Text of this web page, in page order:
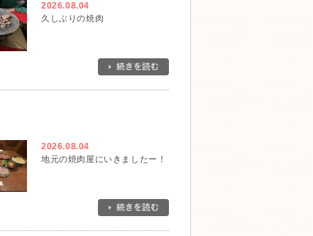
2026.08.04
久しぶりの焼肉
2026.08.04
地元の焼肉屋にいきましたー！